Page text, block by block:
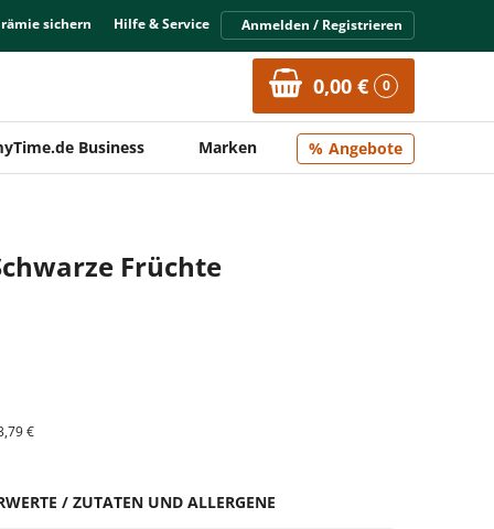
sichern Hilfe & Service Anmelden / Registrieren
0,00 € 0
Business Marken Angebote
Früchte
€
/ ZUTATEN UND ALLERGENE